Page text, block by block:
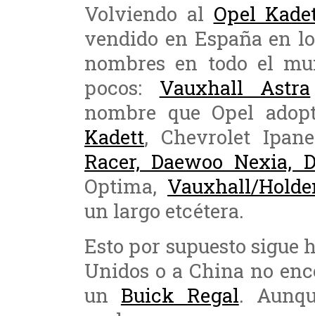
Volviendo al Opel
vendido en España en
nombres en todo el
pocos: Vauxhall Astra
nombre que Opel
Kadett, Chevrolet
Racer, Daewoo Nexia,
Optima, Vauxhall/
un largo etcétera.
Esto por supuesto sigue
Unidos o a China no
un Buick Regal.